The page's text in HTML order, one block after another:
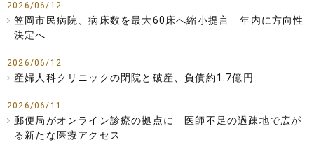
2026/06/12
笠岡市民病院、病床数を最大60床へ縮小提言 年内に方向性
決定へ
2026/06/12
産婦人科クリニックの閉院と破産、負債約1.7億円
2026/06/11
郵便局がオンライン診療の拠点に 医師不足の過疎地で広が
る新たな医療アクセス